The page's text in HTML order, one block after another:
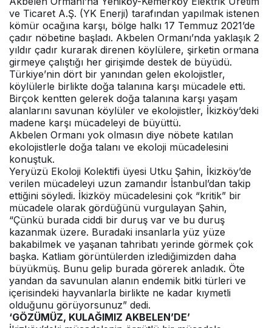
ve Ticaret A.Ş. (YK Enerji) tarafından yapılmak istenen
kömür ocağına karşı, bölge halkı 17 Temmuz 2021’de
çadır nöbetine başladı. Akbelen Ormanı’nda yaklaşık 2
yıldır çadır kurarak direnen köylülere, şirketin ormana
girmeye çalıştığı her girişimde destek de büyüdü.
Türkiye’nin dört bir yanından gelen ekolojistler,
köylülerle birlikte doğa talanına karşı mücadele etti.
Birçok kentten gelerek doğa talanına karşı yaşam
alanlarını savunan köylüler ve ekolojistler, İkizköy’deki
madene karşı mücadeleyi de büyüttü.
Akbelen Ormanı yok olmasın diye nöbete katılan
ekolojistlerle doğa talanı ve ekoloji mücadelesini
konuştuk.
Yeryüzü Ekoloji Kolektifi üyesi Utku Şahin, İkizköy’de
verilen mücadeleyi uzun zamandır İstanbul’dan takip
ettiğini söyledi. İkizköy mücadelesini çok “kritik” bir
mücadele olarak gördüğünü vurgulayan Şahin,
“Çünkü burada ciddi bir duruş var ve bu duruş
kazanmak üzere. Buradaki insanlarla yüz yüze
bakabilmek ve yaşanan tahribatı yerinde görmek çok
başka. Katliam görüntülerden izlediğimizden daha
büyükmüş. Bunu gelip burada görerek anladık. Öte
yandan da savunulan alanın endemik bitki türleri ve
içerisindeki hayvanlarla birlikte ne kadar kıymetli
olduğunu görüyorsunuz” dedi.
‘GÖZÜMÜZ, KULAĞIMIZ AKBELEN’DE’